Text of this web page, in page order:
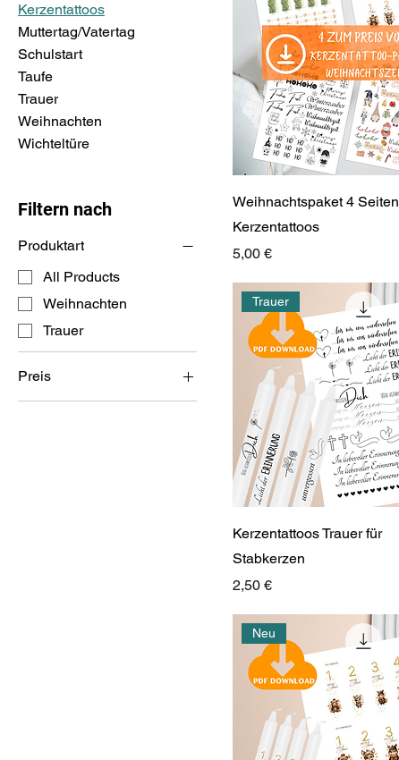
Kerzentattoos
Muttertag/Vatertag
Schulstart
Taufe
Trauer
Weihnachten
Wichteltüre
Filtern nach
Produktart
All Products
Weihnachten
Trauer
Preis
Weihnachtspaket 4 Seiten
Kerzentattoos
Preis
5,00 €
Trauer
Kerzentattoos Trauer für
Stabkerzen
Preis
2,50 €
Neu